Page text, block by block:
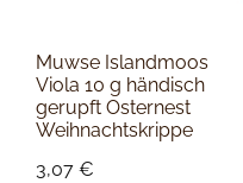
Muwse Islandmoos
Viola 10 g händisch
gerupft Osternest
Weihnachtskrippe
3,07 €